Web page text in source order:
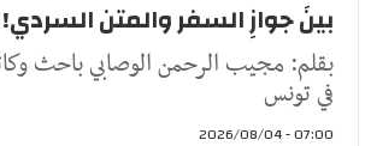
بينَ جوازِ السفر والمتن السردي!
بقلم: مجيب الرحمن الوصابي باحث
في تونس
07:00 - 2026/08/04